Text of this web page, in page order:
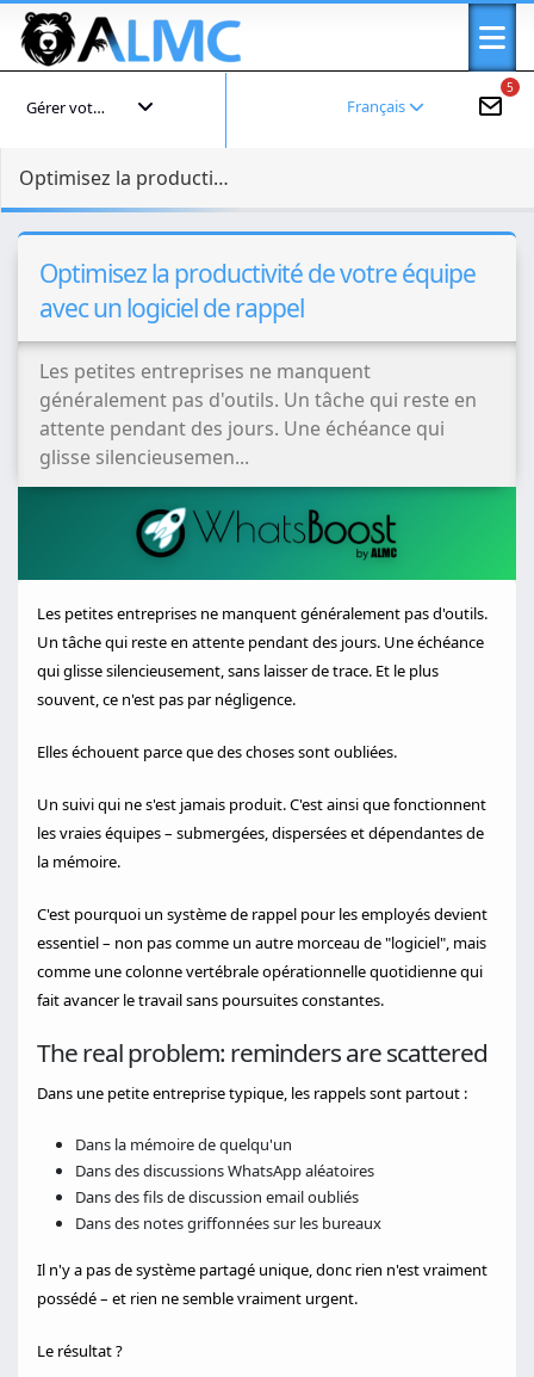
5
Français
Gérer votre compte
Optimisez la productivité de votre équipe avec un logiciel de rappel
Optimisez la productivité de votre équipe
avec un logiciel de rappel
Les petites entreprises ne manquent
généralement pas d'outils. Un tâche qui reste en
attente pendant des jours. Une échéance qui
glisse silencieusemen...
Les petites entreprises ne manquent généralement pas d'outils.
Un tâche qui reste en attente pendant des jours. Une échéance
qui glisse silencieusement, sans laisser de trace. Et le plus
souvent, ce n'est pas par négligence.
Elles échouent parce que des choses sont oubliées.
Un suivi qui ne s'est jamais produit. C'est ainsi que fonctionnent
les vraies équipes – submergées, dispersées et dépendantes de
la mémoire.
C'est pourquoi un système de rappel pour les employés devient
essentiel – non pas comme un autre morceau de "logiciel", mais
comme une colonne vertébrale opérationnelle quotidienne qui
fait avancer le travail sans poursuites constantes.
The real problem: reminders are scattered
Dans une petite entreprise typique, les rappels sont partout :
Dans la mémoire de quelqu'un
Dans des discussions WhatsApp aléatoires
Dans des fils de discussion email oubliés
Dans des notes griffonnées sur les bureaux
Il n'y a pas de système partagé unique, donc rien n'est vraiment
possédé – et rien ne semble vraiment urgent.
Le résultat ?